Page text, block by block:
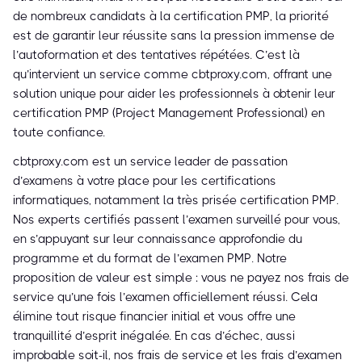
de nombreux candidats à la certification PMP, la priorité
est de garantir leur réussite sans la pression immense de
l’autoformation et des tentatives répétées. C’est là
qu’intervient un service comme cbtproxy.com, offrant une
solution unique pour aider les professionnels à obtenir leur
certification PMP (Project Management Professional) en
toute confiance.
cbtproxy.com est un service leader de passation
d’examens à votre place pour les certifications
informatiques, notamment la très prisée certification PMP.
Nos experts certifiés passent l’examen surveillé pour vous,
en s’appuyant sur leur connaissance approfondie du
programme et du format de l’examen PMP. Notre
proposition de valeur est simple : vous ne payez nos frais de
service qu’une fois l’examen officiellement réussi. Cela
élimine tout risque financier initial et vous offre une
tranquillité d’esprit inégalée. En cas d’échec, aussi
improbable soit-il, nos frais de service et les frais d’examen